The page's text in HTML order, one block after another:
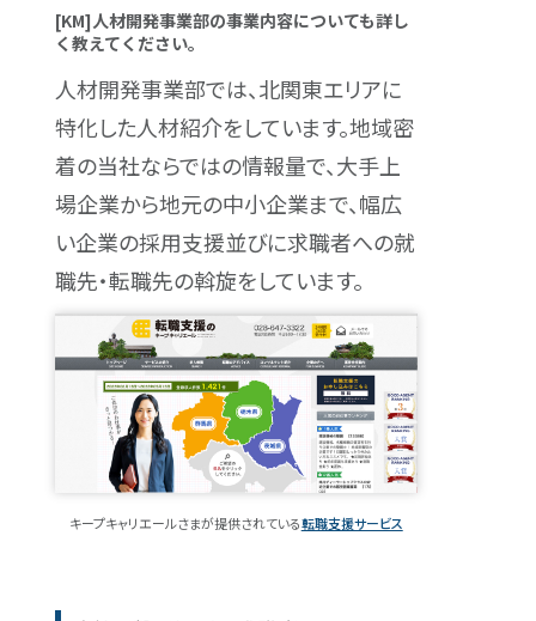
[KM]人材開発事業部の事業内容についても詳し
く教えてください。
人材開発事業部では、北関東エリアに
特化した人材紹介をしています。地域密
着の当社ならではの情報量で、大手上
場企業から地元の中小企業まで、幅広
い企業の採用支援並びに求職者への就
職先・転職先の斡旋をしています。
キープキャリエールさまが提供されている転職支援サービス